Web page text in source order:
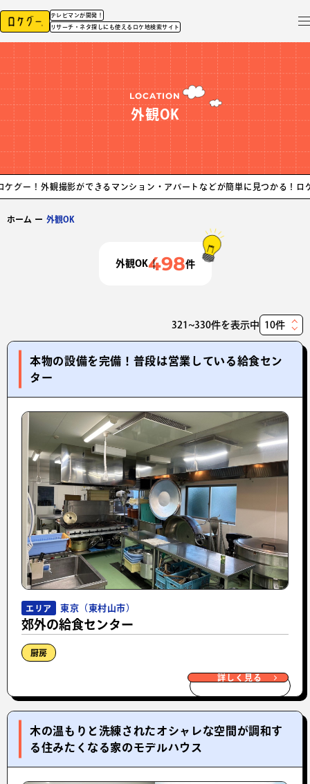
テレビマンが開発！
リサーチ・ネタ探しにも使えるロケ地検索サイト
LOCATION
外観OK
観撮影ができるマンション・アパートなどが簡単に見つかる！ロケ地探しな
ホーム ー 外観OK
外観OK498件
321~330件を表示中
表
件
本物の設備を完備！普段は営業している給食セン
ター
エリア 東京（東村山市）
郊外の給食センター
厨房
詳しく見る
木の温もりと洗練されたオシャレな空間が調和す
る住みたくなる家のモデルハウス